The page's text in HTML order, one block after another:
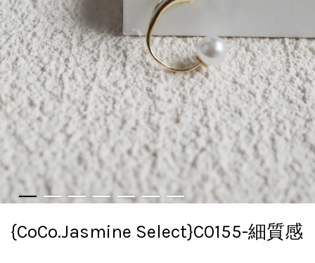
{CoCo.Jasmine Select}C0155-細質感